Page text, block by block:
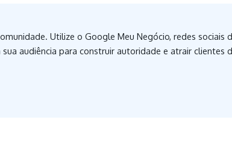
Utilize o Google Meu Negócio, redes sociais
audiência para construir autoridade e atrair